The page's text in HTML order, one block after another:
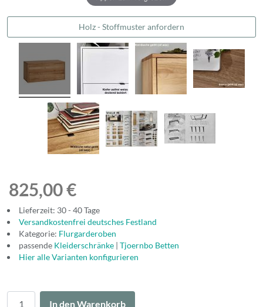
Holz - Stoffmuster anfordern
825,00 €
Lieferzeit: 30 - 40 Tage
Versandkostenfrei deutsches Festland
Kategorie: Flurgarderoben
passende Kleiderschränke | Tjoernbo Betten
Hier alle Varianten konfigurieren
In den Warenkorb